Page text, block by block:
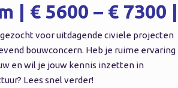
| € 5600 – € 7300 |
voor uitdagende civiele projecten
bouwconcern. Heb je ruime ervaring
en wil je jouw kennis inzetten in
Lees snel verder!